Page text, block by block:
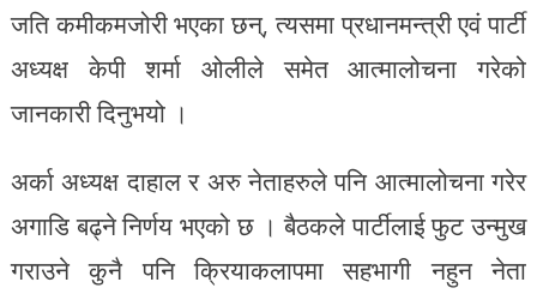
जति कमीकमजोरी भएका छन्, त्यसमा प्रधानमन्त्री एवं पार्टी
अध्यक्ष केपी शर्मा ओलीले समेत आत्मालोचना गरेको
जानकारी दिनुभयो ।
अर्का अध्यक्ष दाहाल र अरु नेताहरुले पनि आत्मालोचना गरेर
अगाडि बढ्ने निर्णय भएको छ । बैठकले पार्टीलाई फुट उन्मुख
गराउने कुनै पनि क्रियाकलापमा सहभागी नहुन नेता